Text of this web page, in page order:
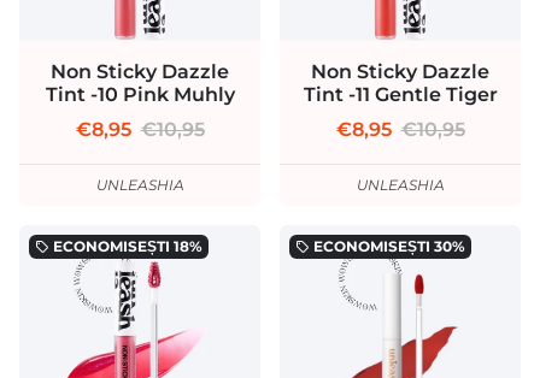
Non Sticky Dazzle
Tint -10 Pink Muhly
€8,95 €10,95
UNLEASHIA
Non Sticky Dazzle
Tint -11 Gentle Tiger
€8,95 €10,95
UNLEASHIA
local_offer ECONOMISEȘTI 18% local_offer ECONOMISEȘTI 30%